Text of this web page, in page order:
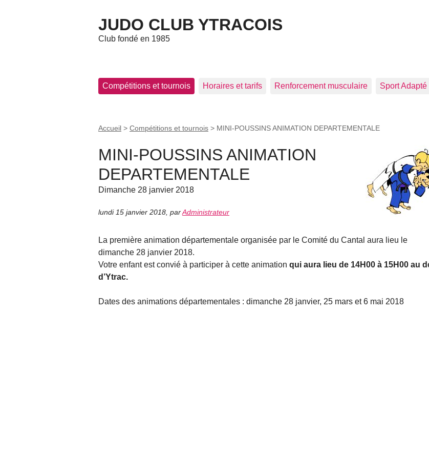
JUDO CLUB YTRACOIS
Club fondé en 1985
Compétitions et tournois Horaires et tarifs Renforcement musculaire Sport Adapté
Accueil > Compétitions et tournois > MINI-POUSSINS ANIMATION DEPARTEMENTALE
MINI-POUSSINS ANIMATION
DEPARTEMENTALE
Dimanche 28 janvier 2018
lundi 15 janvier 2018 parAdministrateur
La première animation départementale organisée par le Comité du Cantal aura lieu le
dimanche 28 janvier 2018.
Votre enfant est convié à participer à cette animation qui aura lieu de 14H00 à 15H00 au
d’Ytrac.
​Dates des animations départementales : dimanche 28 janvier, 25 mars et 6 mai 2018